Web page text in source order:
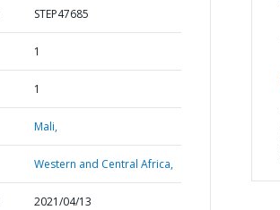
STEP47685
1
1
Mali,
Western and Central Africa,
2021/04/13